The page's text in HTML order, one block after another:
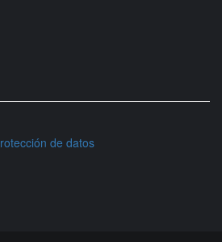
de datos